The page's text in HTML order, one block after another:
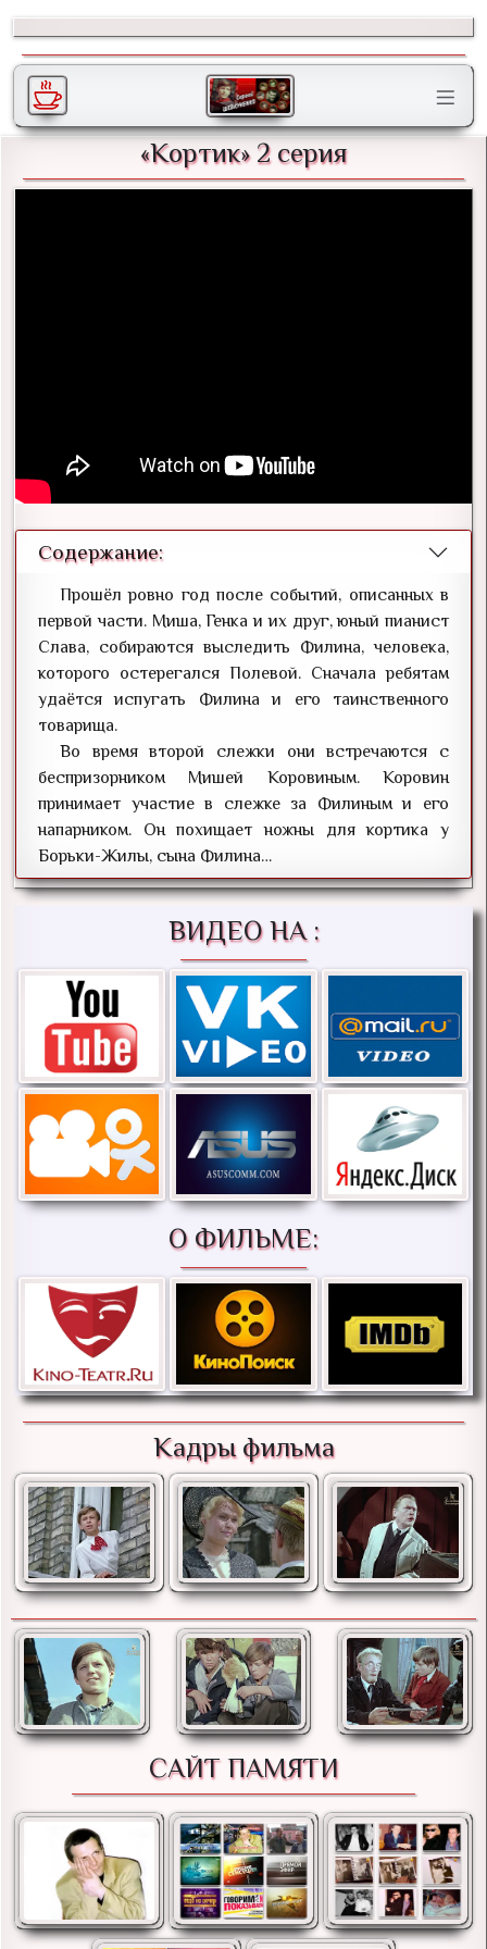
«Кортик» 2 серия
Содержание:
Прошёл ровно год после событий, описанных в
первой части. Миша, Генка и их друг, юный пианист
Слава, собираются выследить Филина, человека,
которого остерегался Полевой. Сначала ребятам
удаётся испугать Филина и его таинственного
товарища.
Во время второй слежки они встречаются с
беспризорником Мишей Коровиным. Коровин
принимает участие в слежке за Филиным и его
напарником. Он похищает ножны для кортика у
Борьки-Жилы, сына Филина…
ВИДЕО НА :
О ФИЛЬМЕ:
Кадры фильма
САЙТ ПАМЯТИ